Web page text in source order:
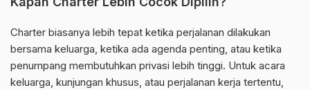
Charter biasanya lebih tepat ketika perjalanan dilakukan
bersama keluarga, ketika ada agenda penting, atau ketika
penumpang membutuhkan privasi lebih tinggi. Untuk acara
keluarga, kunjungan khusus, atau perjalanan kerja tertentu,